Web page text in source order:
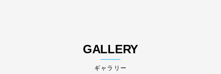
GALLERY
ギャラリー